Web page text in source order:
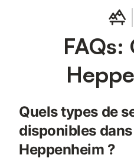
FAQs:
Quels types de
disponibles
Heppenheim ?